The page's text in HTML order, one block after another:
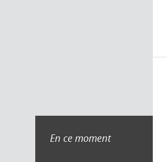
En ce moment